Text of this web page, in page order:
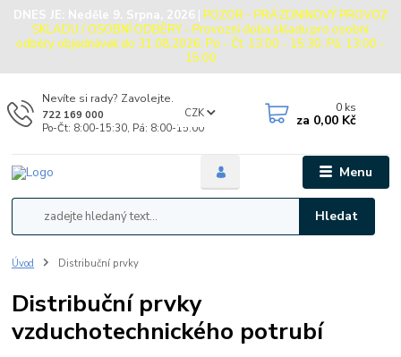
DNES JE: Neděle 9. Srpna, 2026 | POZOR - PRÁZDNINOVÝ PROVOZ
SKLADU / OSOBNÍ ODBĚRY - Provozní doba skladu pro osobní
odběry objednávek do 31.08.2026: Po - Čt: 13:00 - 15:30, Pá: 13:00 -
15:00
Menu
CZK
Hledat
Nevíte si rady? Zavolejte.
722 169 000
Po-Čt: 8:00-15:30, Pá: 8:00-15:00
0 ks
za 0,00 Kč
Úvod Distribuční prvky
Distribuční prvky
vzduchotechnického potrubí